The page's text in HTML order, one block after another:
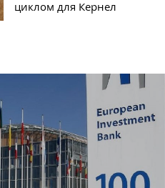
циклом для Кернел